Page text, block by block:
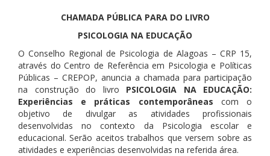
CHAMADA PÚBLICA PARA DO LIVRO
PSICOLOGIA NA EDUCAÇÃO
O Conselho Regional de Psicologia de Alagoas – CRP 15,
através do Centro de Referência em Psicologia e Políticas
Públicas – CREPOP, anuncia a chamada para participação
na construção do livro PSICOLOGIA NA EDUCAÇÃO:
Experiências e práticas contemporâneas com o
objetivo de divulgar as atividades profissionais
desenvolvidas no contexto da Psicologia escolar e
educacional. Serão aceitos trabalhos que versem sobre as
atividades e experiências desenvolvidas na referida área.